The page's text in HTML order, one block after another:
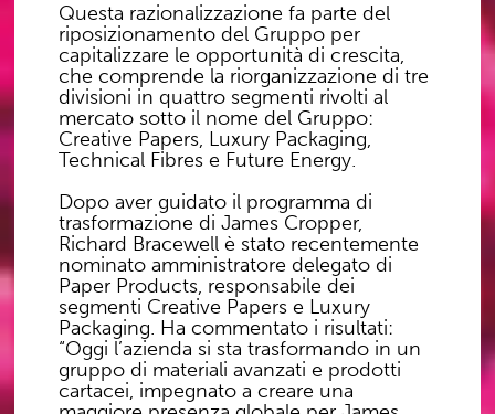
Questa razionalizzazione fa parte del
riposizionamento del Gruppo per
capitalizzare le opportunità di crescita,
che comprende la riorganizzazione di tre
divisioni in quattro segmenti rivolti al
mercato sotto il nome del Gruppo:
Creative Papers, Luxury Packaging,
Technical Fibres e Future Energy.
Dopo aver guidato il programma di
trasformazione di James Cropper,
Richard Bracewell è stato recentemente
nominato amministratore delegato di
Paper Products, responsabile dei
segmenti Creative Papers e Luxury
Packaging. Ha commentato i risultati:
“Oggi l’azienda si sta trasformando in un
gruppo di materiali avanzati e prodotti
cartacei, impegnato a creare una